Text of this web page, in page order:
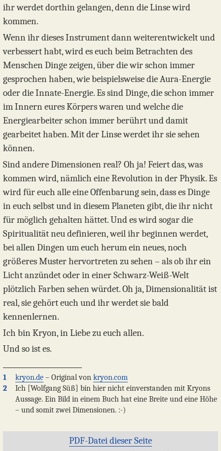
ihr werdet dorthin gelangen, denn die Linse wird
kommen.
Wenn ihr dieses Instrument dann weiterentwickelt und
verbessert habt, wird es euch beim Betrachten des
Menschen Dinge zeigen, über die wir schon immer
gesprochen haben, wie beispielsweise die Aura-Energie
oder die Innate-Energie. Es sind Dinge, die schon immer
im Innern eures Körpers waren und welche die
Energiearbeiter schon immer berührt und damit
gearbeitet haben. Mit der Linse werdet ihr sie sehen
können.
Sind andere Dimensionen real? Oh ja! Feiert das, was
kommen wird, nämlich eine Revolution in der Physik. Es
wird für euch alle eine Offenbarung sein, dass es Dinge
in euch selbst und in diesem Planeten gibt, die ihr nicht
für möglich gehalten hättet. Und es wird sogar die
Spiritualität neu definieren, weil ihr beginnen werdet,
bei allen Dingen um euch herum ein neues, noch
größeres Muster hervortreten zu sehen – als ob ihr ein
Licht anzündet oder in einer Schwarz-Weiß-Welt
plötzlich Farben sehen würdet. Oh ja, Dimensionalität ist
real, sie gehört euch und ihr werdet sie bald
kennenlernen.
Ich bin Kryon, in Liebe zu euch allen.
Und so ist es.
1 kryon.de – Original von kryon.com
2
Ich [Wolfgang Süß] bin hier nicht einverstanden mit Kryons
Aussage. Ein Bild in einem Buch hat eine Breite und eine Höhe
– und somit zwei Dimensionen. :-)
PDF-Datei dieser Seite